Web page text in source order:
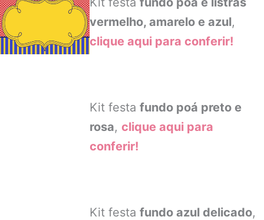
vermelho, amarelo e azul,
clique aqui para conferir!
Kit festafundo poá preto e
rosa,clique aqui para
conferir!
Kit festafundo azul delicado,